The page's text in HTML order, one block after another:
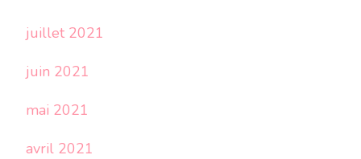
juillet 2021
juin 2021
mai 2021
avril 2021